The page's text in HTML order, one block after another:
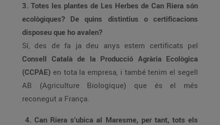
3. Totes les plantes de Les Herbes de Can Riera són
ecològiques? De quins distintius o certificacions
disposeu que ho avalen?
Sí, des de fa ja deu anys estem certificats pel
Consell Català de la Producció Agrària Ecològica
(CCPAE) en tota la empresa, i també tenim el segell
AB (Agriculture Biologique) que és el més
reconegut a França.
4. Can Riera s’ubica al Maresme, per tant, tots els